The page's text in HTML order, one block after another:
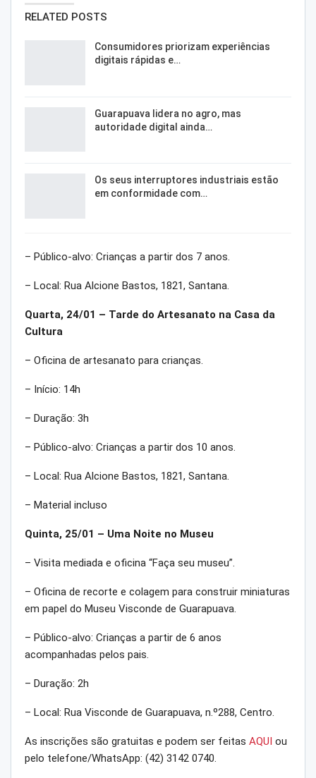
RELATED POSTS
Consumidores priorizam experiências
digitais rápidas e…
Guarapuava lidera no agro, mas
autoridade digital ainda…
Os seus interruptores industriais estão
em conformidade com…
– Público-alvo: Crianças a partir dos 7 anos.
– Local: Rua Alcione Bastos, 1821, Santana.
Quarta, 24/01 – Tarde do Artesanato na Casa da
Cultura
– Oficina de artesanato para crianças.
– Início: 14h
– Duração: 3h
– Público-alvo: Crianças a partir dos 10 anos.
– Local: Rua Alcione Bastos, 1821, Santana.
– Material incluso
Quinta, 25/01 – Uma Noite no Museu
– Visita mediada e oficina “Faça seu museu”.
– Oficina de recorte e colagem para construir miniaturas
em papel do Museu Visconde de Guarapuava.
– Público-alvo: Crianças a partir de 6 anos
acompanhadas pelos pais.
– Duração: 2h
– Local: Rua Visconde de Guarapuava, n.º288, Centro.
As inscrições são gratuitas e podem ser feitas AQUI ou
pelo telefone/WhatsApp: (42) 3142 0740.